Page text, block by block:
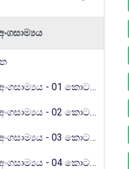
කොටස (රුහුණු ගුරුගෙදර රේඩියෝ පාඩම් මාලාව)
කොටස (රුහුණු ගුරුගෙදර රේඩියෝ පාඩම් මාලාව)
කොටස (රුහුණු ගුරුගෙදර රේඩියෝ පාඩම් මාලාව)
කොටස (රුහුණු ගුරුගෙදර රේඩියෝ පාඩම් මාලාව)